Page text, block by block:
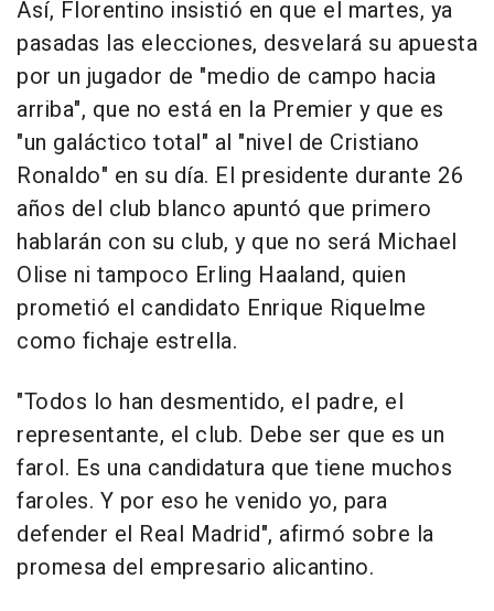
Así, Florentino insistió en que el martes, ya
pasadas las elecciones, desvelará su apuesta
por un jugador de "medio de campo hacia
arriba", que no está en la Premier y que es
"un galáctico total" al "nivel de Cristiano
Ronaldo" en su día. El presidente durante 26
años del club blanco apuntó que primero
hablarán con su club, y que no será Michael
Olise ni tampoco Erling Haaland, quien
prometió el candidato Enrique Riquelme
como fichaje estrella.
"Todos lo han desmentido, el padre, el
representante, el club. Debe ser que es un
farol. Es una candidatura que tiene muchos
faroles. Y por eso he venido yo, para
defender el Real Madrid", afirmó sobre la
promesa del empresario alicantino.